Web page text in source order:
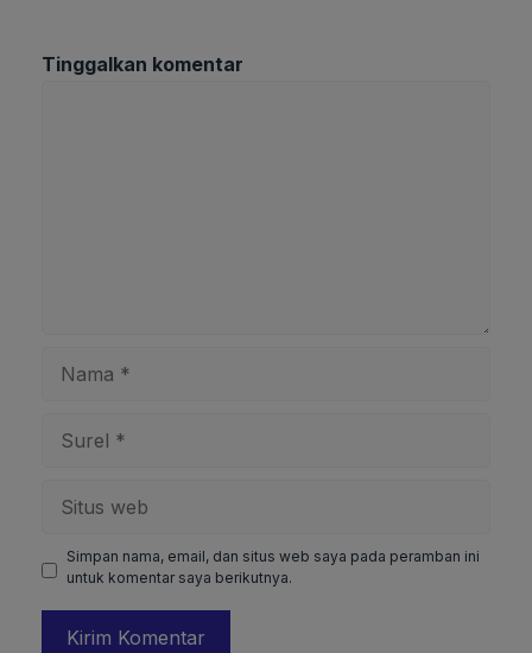
Tinggalkan komentar
web
Simpan nama, email, dan situs web saya pada peramban ini
untuk komentar saya berikutnya.